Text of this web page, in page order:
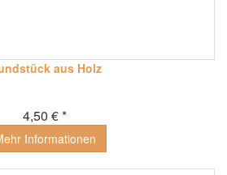
aus Holz
4,50 € *
Informationen